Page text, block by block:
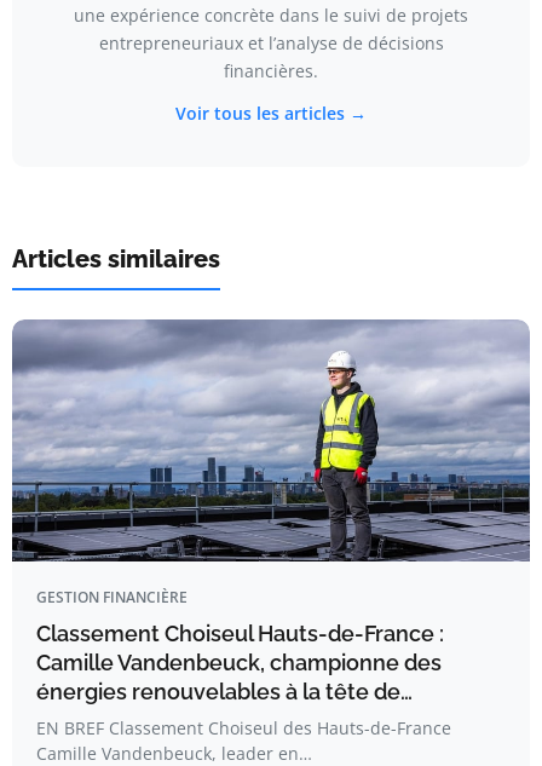
une expérience concrète dans le suivi de projets
entrepreneuriaux et l’analyse de décisions
financières.
Voir tous les articles →
Articles similaires
GESTION FINANCIÈRE
Classement Choiseul Hauts-de-France :
Camille Vandenbeuck, championne des
énergies renouvelables à la tête de…
EN BREF Classement Choiseul des Hauts-de-France
Camille Vandenbeuck, leader en…